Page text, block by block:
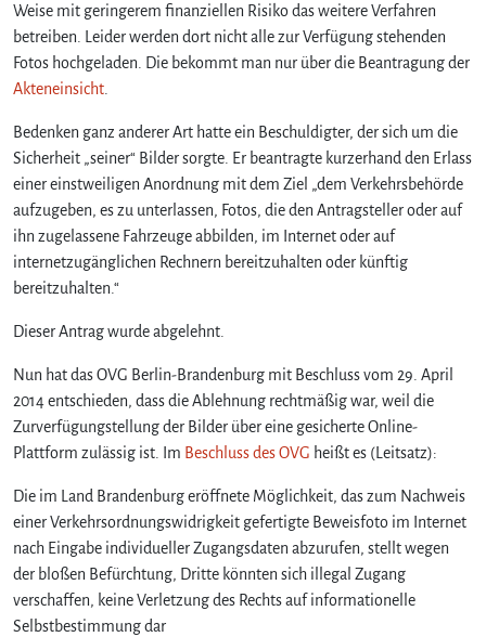
Weise mit geringerem finanziellen Risiko das weitere Verfahren
betreiben. Leider werden dort nicht alle zur Verfügung stehenden
Fotos hochgeladen. Die bekommt man nur über die Beantragung der
Akteneinsicht
Bedenken ganz anderer Art hatte ein Beschuldigter, der sich um die
Sicherheit „seiner“ Bilder sorgte. Er beantragte kurzerhand den Erlass
einer einstweiligen Anordnung mit dem Ziel „dem Verkehrsbehörde
aufzugeben, es zu unterlassen, Fotos, die den Antragsteller oder auf
ihn zugelassene Fahrzeuge abbilden, im Internet oder auf
internetzugänglichen Rechnern bereitzuhalten oder künftig
bereitzuhalten.“
Dieser Antrag wurde abgelehnt.
Nun hat das OVG Berlin-Brandenburg mit Beschluss vom 29. April
2014 entschieden, dass die Ablehnung rechtmäßig war, weil die
Zurverfügungstellung der Bilder über eine gesicherte Online-
Plattform zulässig ist. Im Beschluss des OVG heißt es (Leitsatz):
Die im Land Brandenburg eröffnete Möglichkeit, das zum Nachweis
einer Verkehrsordnungswidrigkeit gefertigte Beweisfoto im Internet
nach Eingabe individueller Zugangsdaten abzurufen, stellt wegen
der bloßen Befürchtung, Dritte könnten sich illegal Zugang
verschaffen, keine Verletzung des Rechts auf informationelle
Selbstbestimmung dar